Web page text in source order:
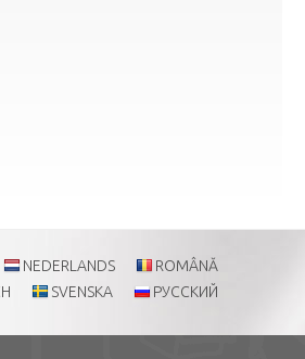
NEDERLANDS
ROMÂNĂ
SVENSKA РУССКИЙ